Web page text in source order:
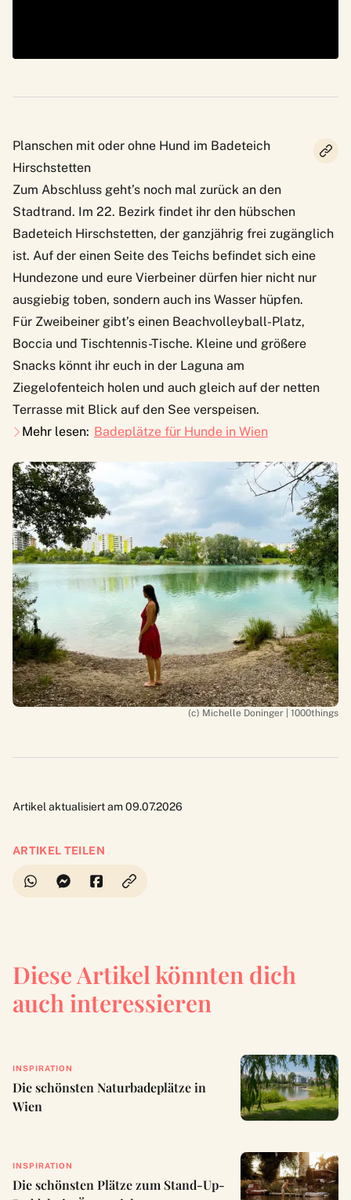
Planschen mit oder ohne Hund im Badeteich
Hirschstetten
Zum Abschluss geht’s noch mal zurück an den
Stadtrand. Im 22. Bezirk findet ihr den hübschen
Badeteich Hirschstetten, der ganzjährig frei zugänglich
ist. Auf der einen Seite des Teichs befindet sich eine
Hundezone und eure Vierbeiner dürfen hier nicht nur
ausgiebig toben, sondern auch ins Wasser hüpfen.
Für Zweibeiner gibt’s einen Beachvolleyball-Platz,
Boccia und Tischtennis-Tische. Kleine und größere
Snacks könnt ihr euch in der Laguna am
Ziegelofenteich holen und auch gleich auf der netten
Terrasse mit Blick auf den See verspeisen.
Mehr lesen: Badeplätze für Hunde in Wien
(c) Michelle Doninger | 1000things
Artikel aktualisiert am 09.07.2026
ARTIKEL TEILEN
Diese Artikel könnten dich
auch interessieren
INSPIRATION
Die schönsten Naturbadeplätze in
Wien
INSPIRATION
Die schönsten Plätze zum Stand-Up-